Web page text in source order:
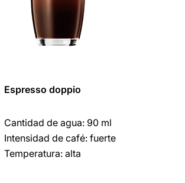
Espresso doppio
Cantidad de agua: 90 ml
Intensidad de café: fuerte
Temperatura: alta